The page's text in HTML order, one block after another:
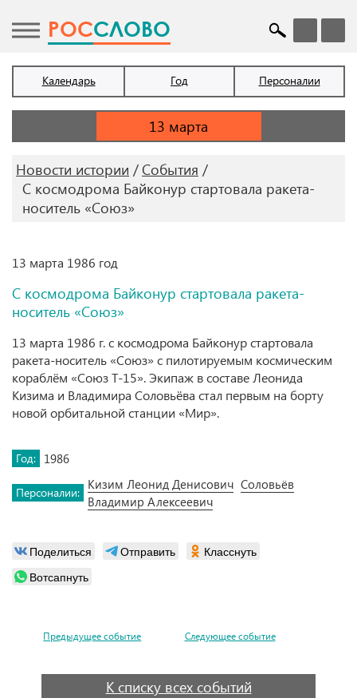
POCСЛОВО
Календарь Год Персоналии
Новости истории
События
С космодрома Байконур стартовала ракета-
носитель «Союз»
13 марта 1986 год
С космодрома Байконур стартовала ракета-
носитель «Союз»
13 марта 1986 г. с космодрома Байконур стартовала
ракета-носитель «Союз» с пилотируемым космическим
кораблём «Союз Т-15». Экипаж в составе Леонида
Кизима и Владимира Соловьёва стал первым на борту
новой орбитальной станции «Мир».
Год: 1986
Персоналии:
Кизим Леонид Денисович Соловьёв
Владимир Алексеевич
Поделиться Отправить
Класснуть
Вотсапнуть
Предыдущее событие Следующее событие
К списку всех событий